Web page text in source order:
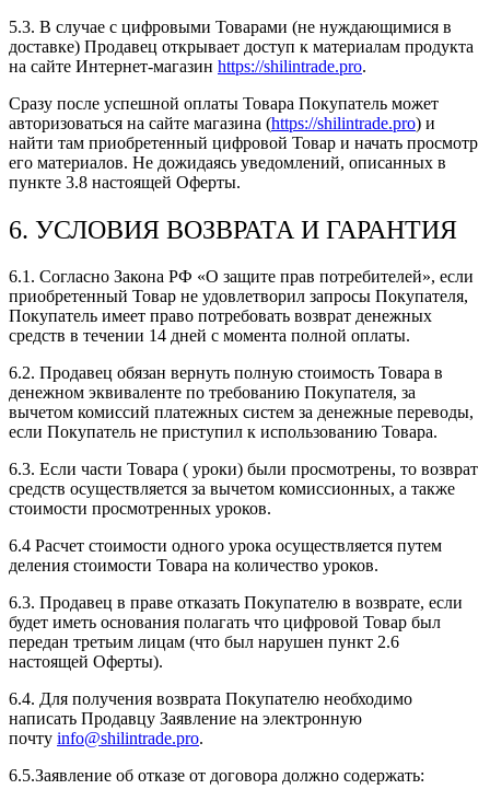
5.3. В случае с цифровыми Товарами (не нуждающимися в
доставке) Продавец открывает доступ к материалам продукта
на сайте Интернет-магазин https://shilintrade.pro.
Сразу после успешной оплаты Товара Покупатель может
авторизоваться на сайте магазина (https://shilintrade.pro) и
найти там приобретенный цифровой Товар и начать просмотр
его материалов. Не дожидаясь уведомлений, описанных в
пункте 3.8 настоящей Оферты.
6. УСЛОВИЯ ВОЗВРАТА И ГАРАНТИЯ
6.1. Согласно Закона РФ «О защите прав потребителей», если
приобретенный Товар не удовлетворил запросы Покупателя,
Покупатель имеет право потребовать возврат денежных
средств в течении 14 дней с момента полной оплаты.
6.2. Продавец обязан вернуть полную стоимость Товара в
денежном эквиваленте по требованию Покупателя, за
вычетом комиссий платежных систем за денежные переводы,
если Покупатель не приступил к использованию Товара.
6.3. Если части Товара ( уроки) были просмотрены, то возврат
средств осуществляется за вычетом комиссионных, а также
стоимости просмотренных уроков.
6.4 Расчет стоимости одного урока осуществляется путем
деления стоимости Товара на количество уроков.
6.3. Продавец в праве отказать Покупателю в возврате, если
будет иметь основания полагать что цифровой Товар был
передан третьим лицам (что был нарушен пункт 2.6
настоящей Оферты).
6.4. Для получения возврата Покупателю необходимо
написать Продавцу Заявление на электронную
почту info@shilintrade.pro.
6.5.Заявление об отказе от договора должно содержать: